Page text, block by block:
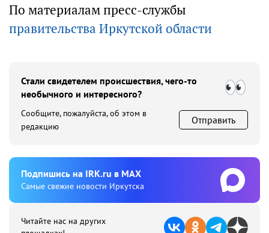
По материалам пресс-службы
правительства Иркутской области
Стали свидетелем происшествия, чего-то
необычного и интересного?
Сообщите, пожалуйста, об этом в
редакцию
Отправить
Подпишиcь на IRK.ru в MAX
Cамые свежие новости Иркутска
Читайте нас на других